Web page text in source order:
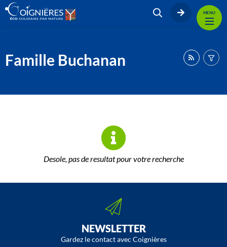
MENU
Famille Buchanan
Desole, pas de resultat pour votre recherche
NEWSLETTER
Gardez le contact avec Coignières